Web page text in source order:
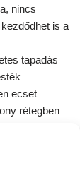
nincs
is a
tapadás
ecset
rétegben